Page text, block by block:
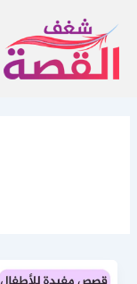
إلى
المحتوى